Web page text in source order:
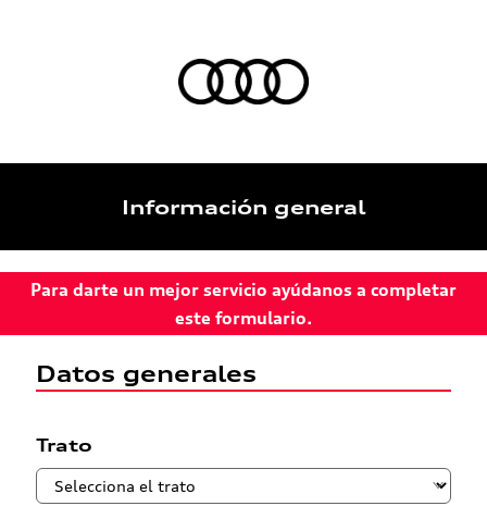
Información general
Para darte un mejor servicio ayúdanos a completar
este formulario.
Datos generales
Trato